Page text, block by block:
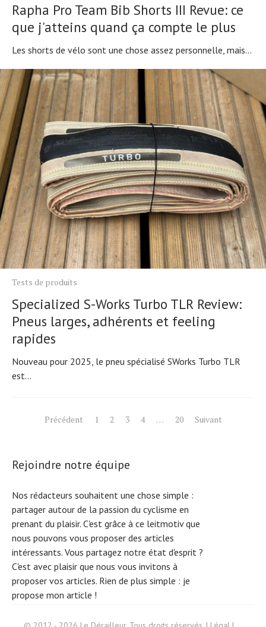
Rapha Pro Team Bib Shorts III Revue: ce
que j'atteins quand ça compte le plus
Les shorts de vélo sont une chose assez personnelle, mais...
Tests de produits
Specialized S-Works Turbo TLR Review:
Pneus larges, adhérents et feeling
rapides
Nouveau pour 2025, le pneu spécialisé SWorks Turbo TLR
est...
Pagination
publications
Précédent 1 2 3 4 … 20 Suivant
Rejoindre notre équipe
Nos rédacteurs souhaitent une chose simple :
partager autour de la passion du cyclisme en
prenant du plaisir. C'est grâce à ce leitmotiv que
nous pouvons vous proposer des articles
intéressants. Vous partagez notre état d'esprit ?
C'est avec plaisir que nous vous invitons à
proposer vos articles. Rien de plus simple : je
propose mon article !